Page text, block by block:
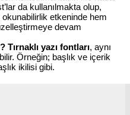
da kullanılmakta olup,
etkeninde hem
devam
Tırnaklı yazı fontları, aynı
Örneğin; başlık ve içerik
ikilisi gibi.